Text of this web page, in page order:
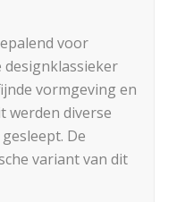
voor
designklassieker
vormgeving en
werden diverse
De
variant van dit